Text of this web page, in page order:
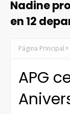
Nadine
en 12
Página Principal
APG